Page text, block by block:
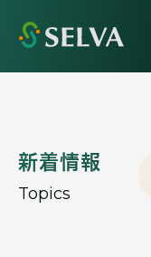
新着情報
Topics